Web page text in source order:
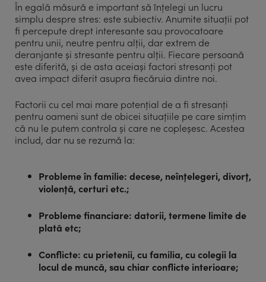
În egală măsură e important să înțelegi un lucru
simplu despre stres: este subiectiv. Anumite situații pot
fi percepute drept interesante sau provocatoare
pentru unii, neutre pentru alții, dar extrem de
deranjante și stresante pentru alții. Fiecare persoană
este diferită, și de asta aceiași factori stresanți pot
avea impact diferit asupra fiecăruia dintre noi.
Factorii cu cel mai mare potențial de a fi stresanți
pentru oameni sunt de obicei situațiile pe care simțim
că nu le putem controla și care ne copleșesc. Acestea
includ, dar nu se rezumă la:
Probleme în familie: decese, neînțelegeri, divorț,
violență, certuri etc.;
Probleme financiare: datorii, termene limite de
plată etc;
Conflicte: cu prietenii, cu familia, cu colegii la
locul de muncă, sau chiar conflicte interioare;